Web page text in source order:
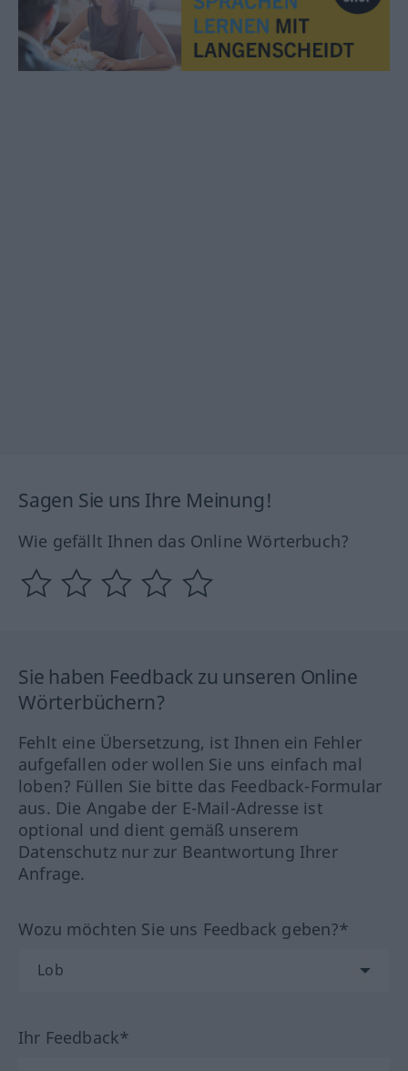
Sagen Sie uns Ihre Meinung!
Wie gefällt Ihnen das Online Wörterbuch?
Sie haben Feedback zu unseren Online
Wörterbüchern?
Fehlt eine Übersetzung, ist Ihnen ein Fehler
aufgefallen oder wollen Sie uns einfach mal
loben? Füllen Sie bitte das Feedback-Formular
aus. Die Angabe der E-Mail-Adresse ist
optional und dient gemäß unserem
Datenschutz nur zur Beantwortung Ihrer
Anfrage.
Wozu möchten Sie uns Feedback geben?*
Ihr Feedback*